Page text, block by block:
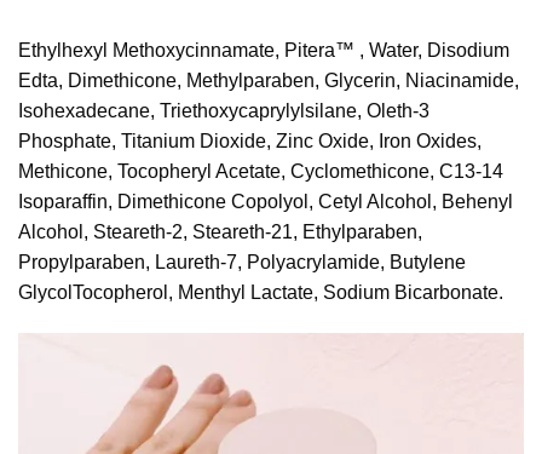
Ethylhexyl Methoxycinnamate, Pitera™ , Water, Disodium
Edta, Dimethicone, Methylparaben, Glycerin, Niacinamide,
Isohexadecane, Triethoxycaprylylsilane, Oleth-3
Phosphate, Titanium Dioxide, Zinc Oxide, Iron Oxides,
Methicone, Tocopheryl Acetate, Cyclomethicone, C13-14
Isoparaffin, Dimethicone Copolyol, Cetyl Alcohol, Behenyl
Alcohol, Steareth-2, Steareth-21, Ethylparaben,
Propylparaben, Laureth-7, Polyacrylamide, Butylene
GlycolTocopherol, Menthyl Lactate, Sodium Bicarbonate.